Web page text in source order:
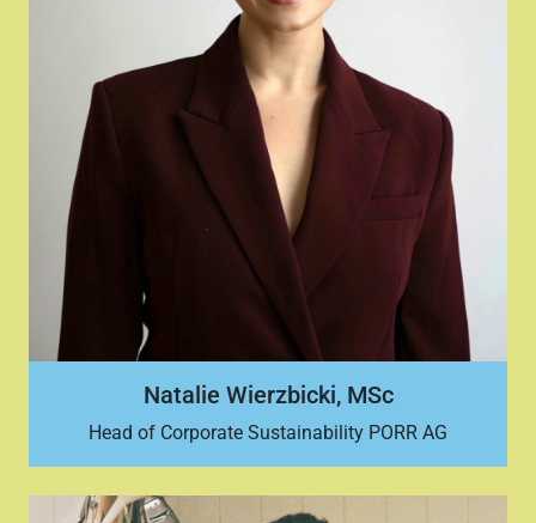
Natalie Wierzbicki, MSc
Head of Corporate Sustainability PORR AG